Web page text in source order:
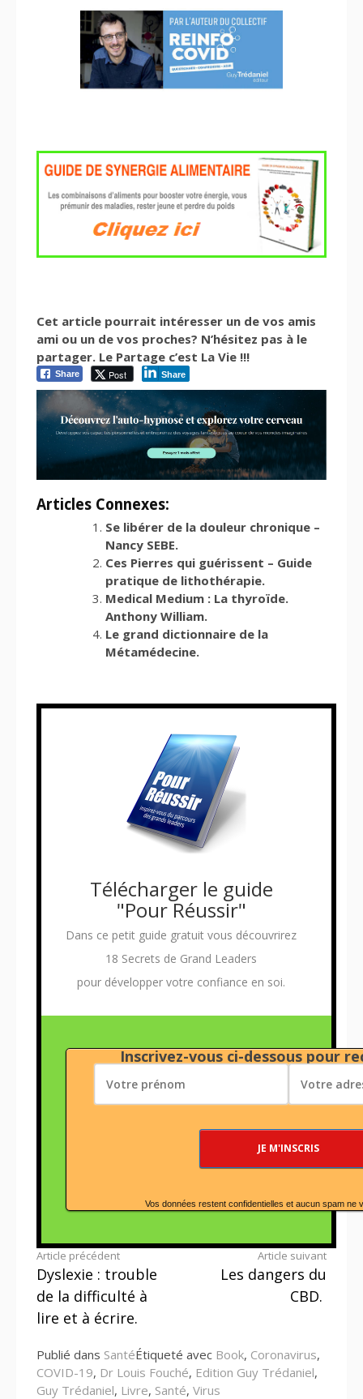
Cet article pourrait intéresser un de vos amis
ami ou un de vos proches? N’hésitez pas à le
partager. Le Partage c’est La Vie !!!
Share Post Share
Articles Connexes:
Se libérer de la douleur chronique –
Nancy SEBE.
Ces Pierres qui guérissent – Guide
pratique de lithothérapie.
Medical Medium : La thyroïde.
Anthony William.
Le grand dictionnaire de la
Métamédecine.
Télécharger le guide
"Pour Réussir"
Dans ce petit guide gratuit vous découvrirez
18 Secrets de Grand Leaders
pour développer votre confiance en soi.
Inscrivez-vous ci-dessous pour
Vos données restent confidentielles et aucun spam ne
Lire
la
suite
Article précédent
Dyslexie : trouble
de la difficulté à
lire et à écrire.
Article suivant
Les dangers du
CBD.
Publié dans SantéÉtiqueté avec Book, Coronavirus,
COVID-19, Dr Louis Fouché, Edition Guy Trédaniel,
Guy Trédaniel, Livre, Santé, Virus